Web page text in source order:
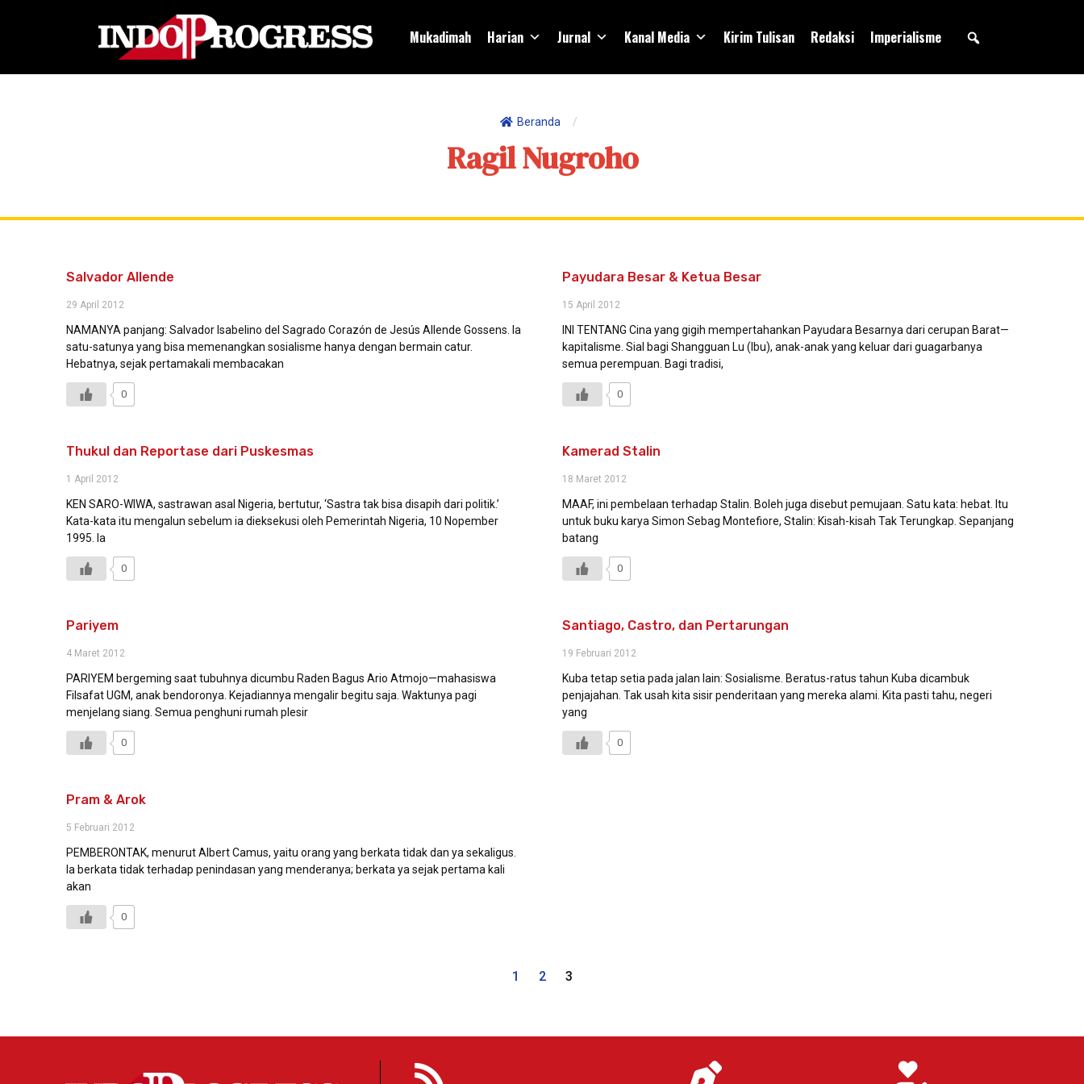
Mukadimah Harian Jurnal Kanal Media Kirim Tulisan Redaksi Imperialisme
Beranda /
Ragil Nugroho
Salvador Allende
29 April 2012
NAMANYA panjang: Salvador Isabelino del Sagrado Corazón de Jesús Allende Gossens. Ia
satu-satunya yang bisa memenangkan sosialisme hanya dengan bermain catur.
Hebatnya, sejak pertamakali membacakan
0
Payudara Besar & Ketua Besar
15 April 2012
INI TENTANG Cina yang gigih mempertahankan Payudara Besarnya dari cerupan Barat—
kapitalisme. Sial bagi Shangguan Lu (Ibu), anak-anak yang keluar dari guagarbanya
semua perempuan. Bagi tradisi,
0
Thukul dan Reportase dari Puskesmas
1 April 2012
KEN SARO-WIWA, sastrawan asal Nigeria, bertutur, ‘Sastra tak bisa disapih dari politik.’
Kata-kata itu mengalun sebelum ia dieksekusi oleh Pemerintah Nigeria, 10 Nopember
1995. Ia
0
Kamerad Stalin
18 Maret 2012
MAAF, ini pembelaan terhadap Stalin. Boleh juga disebut pemujaan. Satu kata: hebat. Itu
untuk buku karya Simon Sebag Montefiore, Stalin: Kisah-kisah Tak Terungkap. Sepanjang
batang
0
Pariyem
4 Maret 2012
PARIYEM bergeming saat tubuhnya dicumbu Raden Bagus Ario Atmojo—mahasiswa
Filsafat UGM, anak bendoronya. Kejadiannya mengalir begitu saja. Waktunya pagi
menjelang siang. Semua penghuni rumah plesir
0
Santiago, Castro, dan Pertarungan
19 Februari 2012
Kuba tetap setia pada jalan lain: Sosialisme. Beratus-ratus tahun Kuba dicambuk
penjajahan. Tak usah kita sisir penderitaan yang mereka alami. Kita pasti tahu, negeri
yang
0
Pram & Arok
5 Februari 2012
PEMBERONTAK, menurut Albert Camus, yaitu orang yang berkata tidak dan ya sekaligus.
Ia berkata tidak terhadap penindasan yang menderanya; berkata ya sejak pertama kali
akan
0
1 2 3